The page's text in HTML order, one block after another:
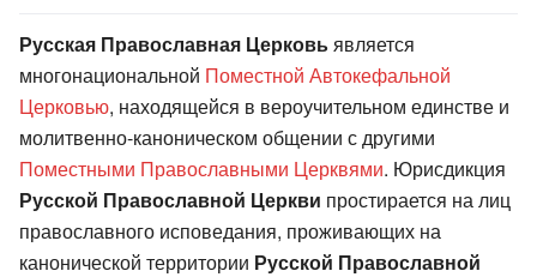
Русская Православная Церковь является
многонациональной Поместной Автокефальной
Церковью, находящейся в вероучительном единстве и
молитвенно-каноническом общении с другими
Поместными Православными Церквями. Юрисдикция
Русской Православной Церкви простирается на лиц
православного исповедания, проживающих на
канонической территории Русской Православной